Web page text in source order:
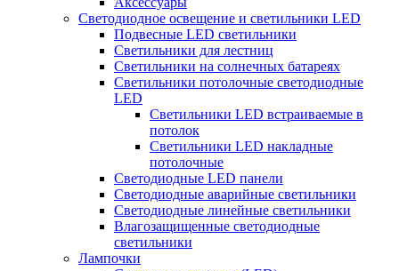
Светодиодное освещение и светильники LED
Подвесные LED светильники
Светильники для лестниц
Светильники на солнечных батареях
Светильники потолочные светодиодные
LED
Cветильники LED встраиваемые в
потолок
Светильники LED накладные
потолочные
Светодиодные LED панели
Светодиодные аварийные светильники
Светодиодные линейные светильники
Влагозащищенные светодиодные
светильники
Лампочки